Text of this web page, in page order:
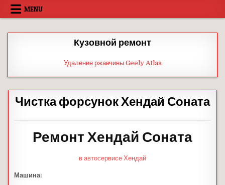
Skip
MENU
Кузовной ремонт
Удаление ржавчины Geely Atlas
Чистка форсунок Хендай Соната
Ремонт Хендай Соната
в автосервисе Хендай
Машина: